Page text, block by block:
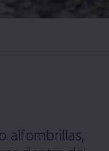
alfombrillas,